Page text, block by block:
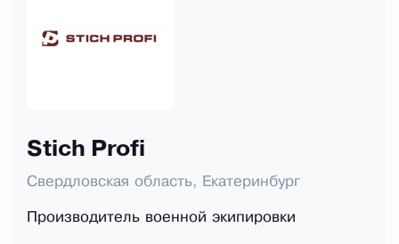
Stich Profi
Свердловская область, Екатеринбург
Производитель военной экипировки